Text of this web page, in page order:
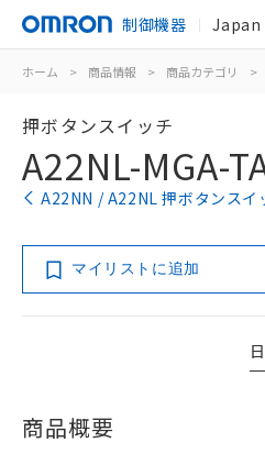
制御機器 Japan
ホーム > 商品情報 > 商品カテゴリ >
押ボタンスイッチ
A22NL-MGA-
A22NN / A22NL 押ボタンスイ
マイリストに追加
商品概要